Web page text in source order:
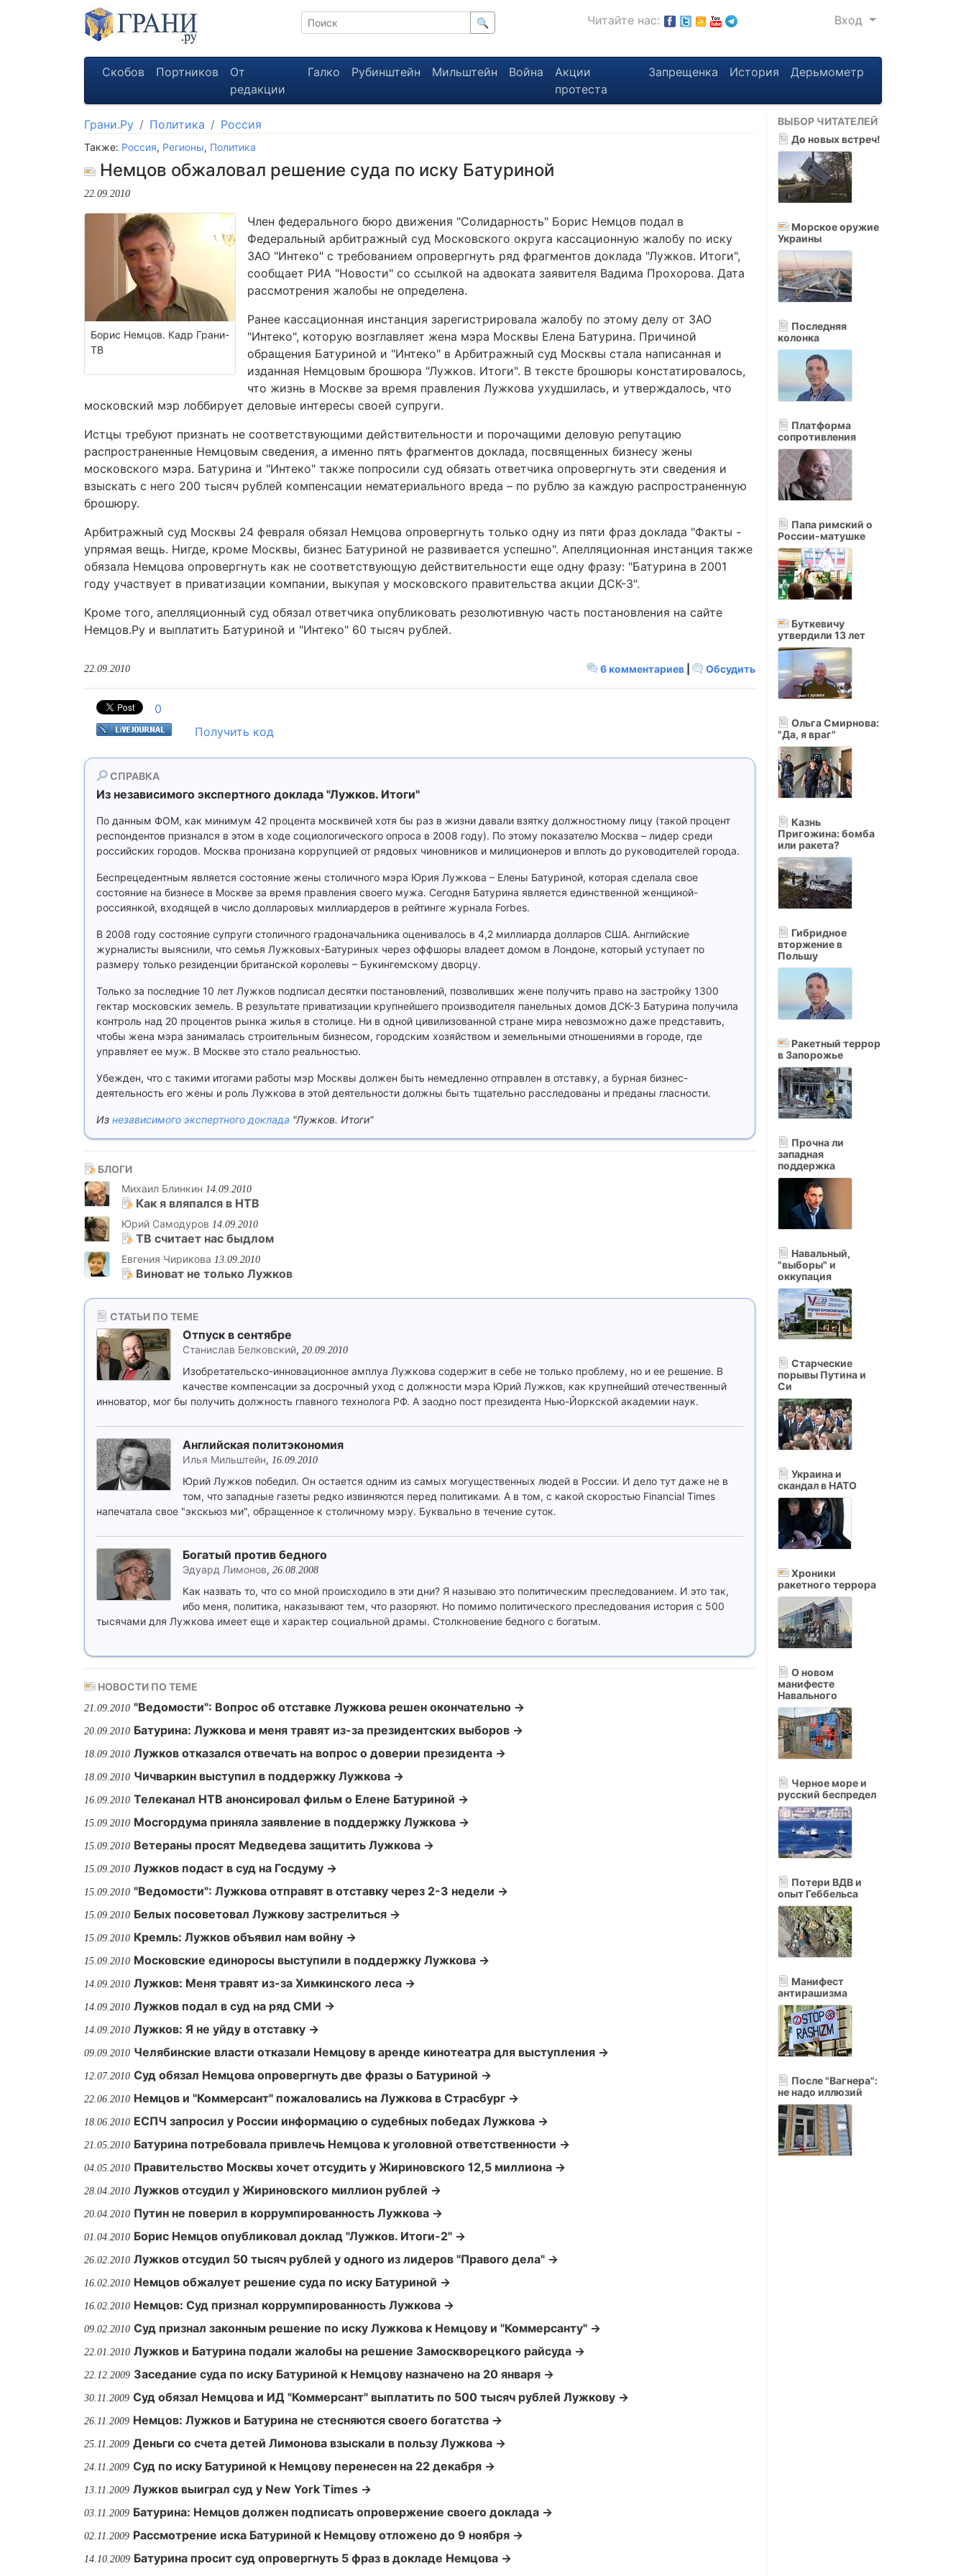
🔍 Читайте нас: Вход
Скобов Портников
От
редакции
Галко Рубинштейн Мильштейн Война
Акции
протеста
Запрещенка История Дерьмометр
Грани.Ру Политика Россия
Также: Россия, Регионы, Политика
Немцов обжаловал решение суда по иску Батуриной
22.09.2010
Борис Немцов. Кадр Грани-
ТВ
Член федерального бюро движения "Солидарность" Борис Немцов подал в
Федеральный арбитражный суд Московского округа кассационную жалобу по иску
ЗАО "Интеко" с требованием опровергнуть ряд фрагментов доклада "Лужков. Итоги",
сообщает РИА "Новости" со ссылкой на адвоката заявителя Вадима Прохорова. Дата
рассмотрения жалобы не определена.
Ранее кассационная инстанция зарегистрировала жалобу по этому делу от ЗАО
"Интеко", которую возглавляет жена мэра Москвы Елена Батурина. Причиной
обращения Батуриной и "Интеко" в Арбитражный суд Москвы стала написанная и
изданная Немцовым брошюра "Лужков. Итоги". В тексте брошюры констатировалось,
что жизнь в Москве за время правления Лужкова ухудшилась, и утверждалось, что
московский мэр лоббирует деловые интересы своей супруги.
Истцы требуют признать не соответствующими действительности и порочащими деловую репутацию
распространенные Немцовым сведения, а именно пять фрагментов доклада, посвященных бизнесу жены
московского мэра. Батурина и "Интеко" также попросили суд обязать ответчика опровергнуть эти сведения и
взыскать с него 200 тысяч рублей компенсации нематериального вреда – по рублю за каждую распространенную
брошюру.
Арбитражный суд Москвы 24 февраля обязал Немцова опровергнуть только одну из пяти фраз доклада "Факты -
упрямая вещь. Нигде, кроме Москвы, бизнес Батуриной не развивается успешно". Апелляционная инстанция также
обязала Немцова опровергнуть как не соответствующую действительности еще одну фразу: "Батурина в 2001
году участвует в приватизации компании, выкупая у московского правительства акции ДСК-3".
Кроме того, апелляционный суд обязал ответчика опубликовать резолютивную часть постановления на сайте
Немцов.Ру и выплатить Батуриной и "Интеко" 60 тысяч рублей.
6 комментариев Обсудить
22.09.2010
0
Получить код
СПРАВКА
Из независимого экспертного доклада "Лужков. Итоги"
По данным ФОМ, как минимум 42 процента москвичей хотя бы раз в жизни давали взятку должностному лицу (такой процент
респондентов признался в этом в ходе социологического опроса в 2008 году). По этому показателю Москва – лидер среди
российских городов. Москва пронизана коррупцией от рядовых чиновников и милиционеров и вплоть до руководителей города.
Беспрецедентным является состояние жены столичного мэра Юрия Лужкова – Елены Батуриной, которая сделала свое
состояние на бизнесе в Москве за время правления своего мужа. Сегодня Батурина является единственной женщиной-
россиянкой, входящей в число долларовых миллиардеров в рейтинге журнала Forbes.
В 2008 году состояние супруги столичного градоначальника оценивалось в 4,2 миллиарда долларов США. Английские
журналисты выяснили, что семья Лужковых-Батуриных через оффшоры владеет домом в Лондоне, который уступает по
размеру только резиденции британской королевы – Букингемскому дворцу.
Только за последние 10 лет Лужков подписал десятки постановлений, позволивших жене получить право на застройку 1300
гектар московских земель. В результате приватизации крупнейшего производителя панельных домов ДСК-3 Батурина получила
контроль над 20 процентов рынка жилья в столице. Ни в одной цивилизованной стране мира невозможно даже представить,
чтобы жена мэра занималась строительным бизнесом, городским хозяйством и земельными отношениями в городе, где
управляет ее муж. В Москве это стало реальностью.
Убежден, что с такими итогами работы мэр Москвы должен быть немедленно отправлен в отставку, а бурная бизнес-
деятельность его жены и роль Лужкова в этой деятельности должны быть тщательно расследованы и преданы гласности.
Из независимого экспертного доклада "Лужков. Итоги"
БЛОГИ
Михаил Блинкин 14.09.2010
Как я вляпался в НТВ
Юрий Самодуров 14.09.2010
ТВ считает нас быдлом
Евгения Чирикова 13.09.2010
Виноват не только Лужков
СТАТЬИ ПО ТЕМЕ
Отпуск в сентябре
Станислав Белковский, 20.09.2010
Изобретательско-инновационное амплуа Лужкова содержит в себе не только проблему, но и ее решение. В
качестве компенсации за досрочный уход с должности мэра Юрий Лужков, как крупнейший отечественный
инноватор, мог бы получить должность главного технолога РФ. А заодно пост президента Нью-Йоркской академии наук.
Английская политэкономия
Илья Мильштейн, 16.09.2010
Юрий Лужков победил. Он остается одним из самых могущественных людей в России. И дело тут даже не в
том, что западные газеты редко извиняются перед политиками. А в том, с какой скоростью Financial Times
напечатала свое "экскьюз ми", обращенное к столичному мэру. Буквально в течение суток.
Богатый против бедного
Эдуард Лимонов, 26.08.2008
Как назвать то, что со мной происходило в эти дни? Я называю это политическим преследованием. И это так,
ибо меня, политика, наказывают тем, что разоряют. Но помимо политического преследования история с 500
тысячами для Лужкова имеет еще и характер социальной драмы. Столкновение бедного с богатым.
НОВОСТИ ПО ТЕМЕ
21.09.2010 "Ведомости": Вопрос об отставке Лужкова решен окончательно →
20.09.2010 Батурина: Лужкова и меня травят из-за президентских выборов →
18.09.2010 Лужков отказался отвечать на вопрос о доверии президента →
18.09.2010 Чичваркин выступил в поддержку Лужкова →
16.09.2010 Телеканал НТВ анонсировал фильм о Елене Батуриной →
15.09.2010 Мосгордума приняла заявление в поддержку Лужкова →
15.09.2010 Ветераны просят Медведева защитить Лужкова →
15.09.2010 Лужков подаст в суд на Госдуму →
15.09.2010 "Ведомости": Лужкова отправят в отставку через 2-3 недели →
15.09.2010 Белых посоветовал Лужкову застрелиться →
15.09.2010 Кремль: Лужков объявил нам войну →
15.09.2010 Московские единоросы выступили в поддержку Лужкова →
14.09.2010 Лужков: Меня травят из-за Химкинского леса →
14.09.2010 Лужков подал в суд на ряд СМИ →
14.09.2010 Лужков: Я не уйду в отставку →
09.09.2010 Челябинские власти отказали Немцову в аренде кинотеатра для выступления →
12.07.2010 Суд обязал Немцова опровергнуть две фразы о Батуриной →
22.06.2010 Немцов и "Коммерсант" пожаловались на Лужкова в Страсбург →
18.06.2010 ЕСПЧ запросил у России информацию о судебных победах Лужкова →
21.05.2010 Батурина потребовала привлечь Немцова к уголовной ответственности →
04.05.2010 Правительство Москвы хочет отсудить у Жириновского 12,5 миллиона →
28.04.2010 Лужков отсудил у Жириновского миллион рублей →
20.04.2010 Путин не поверил в коррумпированность Лужкова →
01.04.2010 Борис Немцов опубликовал доклад "Лужков. Итоги-2" →
26.02.2010 Лужков отсудил 50 тысяч рублей у одного из лидеров "Правого дела" →
16.02.2010 Немцов обжалует решение суда по иску Батуриной →
16.02.2010 Немцов: Суд признал коррумпированность Лужкова →
09.02.2010 Суд признал законным решение по иску Лужкова к Немцову и "Коммерсанту" →
22.01.2010 Лужков и Батурина подали жалобы на решение Замоскворецкого райсуда →
22.12.2009 Заседание суда по иску Батуриной к Немцову назначено на 20 января →
30.11.2009 Суд обязал Немцова и ИД "Коммерсант" выплатить по 500 тысяч рублей Лужкову →
26.11.2009 Немцов: Лужков и Батурина не стесняются своего богатства →
25.11.2009 Деньги со счета детей Лимонова взыскали в пользу Лужкова →
24.11.2009 Суд по иску Батуриной к Немцову перенесен на 22 декабря →
13.11.2009 Лужков выиграл суд у New York Times →
03.11.2009 Батурина: Немцов должен подписать опровержение своего доклада →
02.11.2009 Рассмотрение иска Батуриной к Немцову отложено до 9 ноября →
14.10.2009 Батурина просит суд опровергнуть 5 фраз в докладе Немцова →
ВЫБОР ЧИТАТЕЛЕЙ
До новых встреч!
Морское оружие
Украины
Последняя
колонка
Платформа
сопротивления
Папа римский о
России-матушке
Буткевичу
утвердили 13 лет
Ольга Смирнова:
"Да, я враг"
Казнь
Пригожина: бомба
или ракета?
Гибридное
вторжение в
Польшу
Ракетный террор
в Запорожье
Прочна ли
западная
поддержка
Навальный,
"выборы" и
оккупация
Старческие
порывы Путина и
Си
Украина и
скандал в НАТО
Хроники
ракетного террора
О новом
манифесте
Навального
Черное море и
русский беспредел
Потери ВДВ и
опыт Геббельса
Манифест
антирашизма
После "Вагнера":
не надо иллюзий